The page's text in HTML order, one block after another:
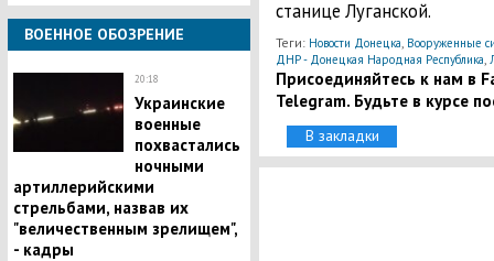
ВОЕННОЕ ОБОЗРЕНИЕ
20:18
Украинские
военные
похвастались
ночными
артиллерийскими
стрельбами, назвав их
"величественным зрелищем",
- кадры
станице Луганской.
Теги: Новости Донецка, Вооруженные
ДНР - Донецкая Народная Республика,
Присоединяйтесь к нам в
Telegram. Будьте в курсе
В закладки